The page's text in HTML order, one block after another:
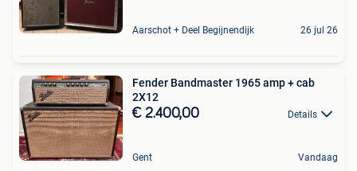
Aarschot + Deel Begijnendijk 26 jul 26
Fender Bandmaster 1965 amp + cab
2X12
€ 2.400,00 Details
Gent Vandaag